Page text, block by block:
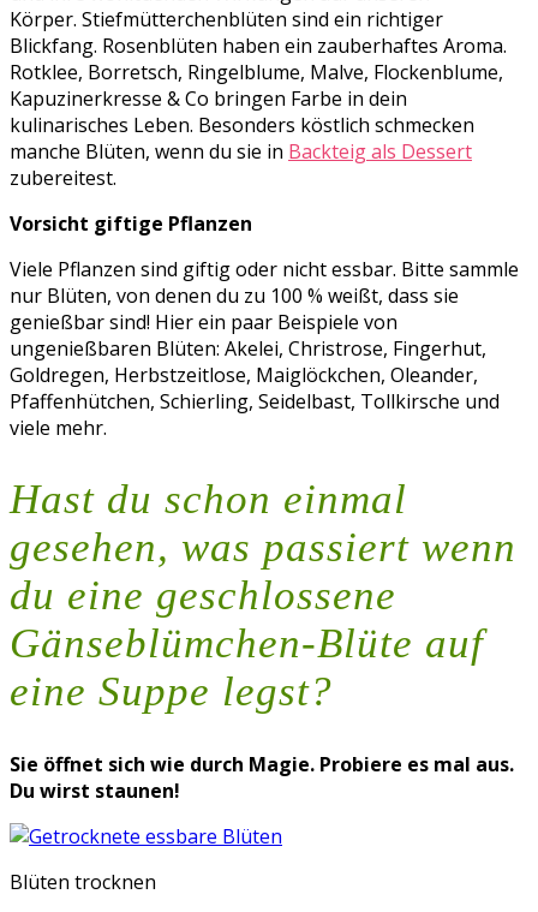
Körper. Stiefmütterchenblüten sind ein richtiger
Blickfang. Rosenblüten haben ein zauberhaftes Aroma.
Rotklee, Borretsch, Ringelblume, Malve, Flockenblume,
Kapuzinerkresse & Co bringen Farbe in dein
kulinarisches Leben. Besonders köstlich schmecken
manche Blüten, wenn du sie in Backteig als Dessert
zubereitest.
Vorsicht giftige Pflanzen
Viele Pflanzen sind giftig oder nicht essbar. Bitte sammle
nur Blüten, von denen du zu 100 % weißt, dass sie
genießbar sind! Hier ein paar Beispiele von
ungenießbaren Blüten: Akelei, Christrose, Fingerhut,
Goldregen, Herbstzeitlose, Maiglöckchen, Oleander,
Pfaffenhütchen, Schierling, Seidelbast, Tollkirsche und
viele mehr.
Hast du schon einmal
gesehen, was passiert wenn
du eine geschlossene
Gänseblümchen-Blüte auf
eine Suppe legst?
Sie öffnet sich wie durch Magie. Probiere es mal aus.
Du wirst staunen!
Blüten trocknen